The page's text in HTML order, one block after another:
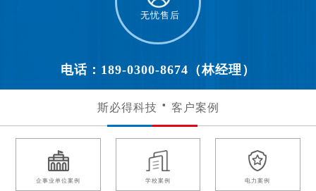
无忧售后
电话：189-0300-8674（林经理）
斯必得科技 客户案例
企事业单位案例 学校案例 电力案例